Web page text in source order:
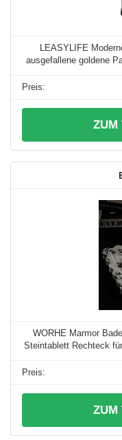
LEASYLIFE
ausgefallene goldene
ZUM
WORHE Marmor
Steintablett Rechteck
ZUM